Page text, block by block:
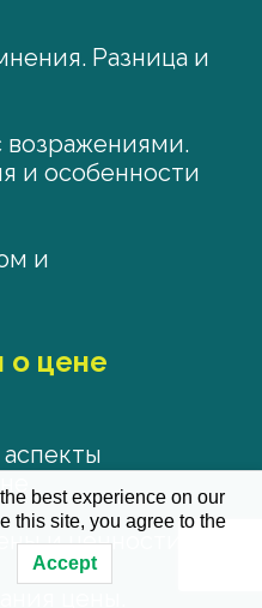
Разница и
возражениями.
и особенности
и
о цене
и ценности.
best experience on our
this site, you agree to the
Accept